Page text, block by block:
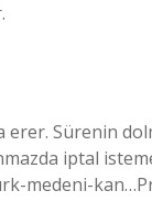
Sürenin
iptal
medeni-